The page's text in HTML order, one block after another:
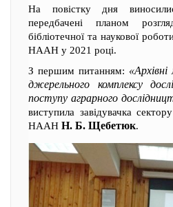
На повістку дня
передбачені планом
бібліотечної та наукової
НААН у 2021 році.
З першим питанням:
джерельного комплексу
поступу аграрного
виступила завідувачка
НААН Н. Б. Щебетюк.